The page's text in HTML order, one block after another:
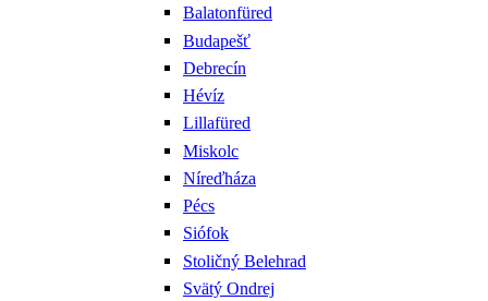
Balatonfüred
Budapešť
Debrecín
Hévíz
Lillafüred
Miskolc
Níreďháza
Pécs
Siófok
Stoličný Belehrad
Svätý Ondrej